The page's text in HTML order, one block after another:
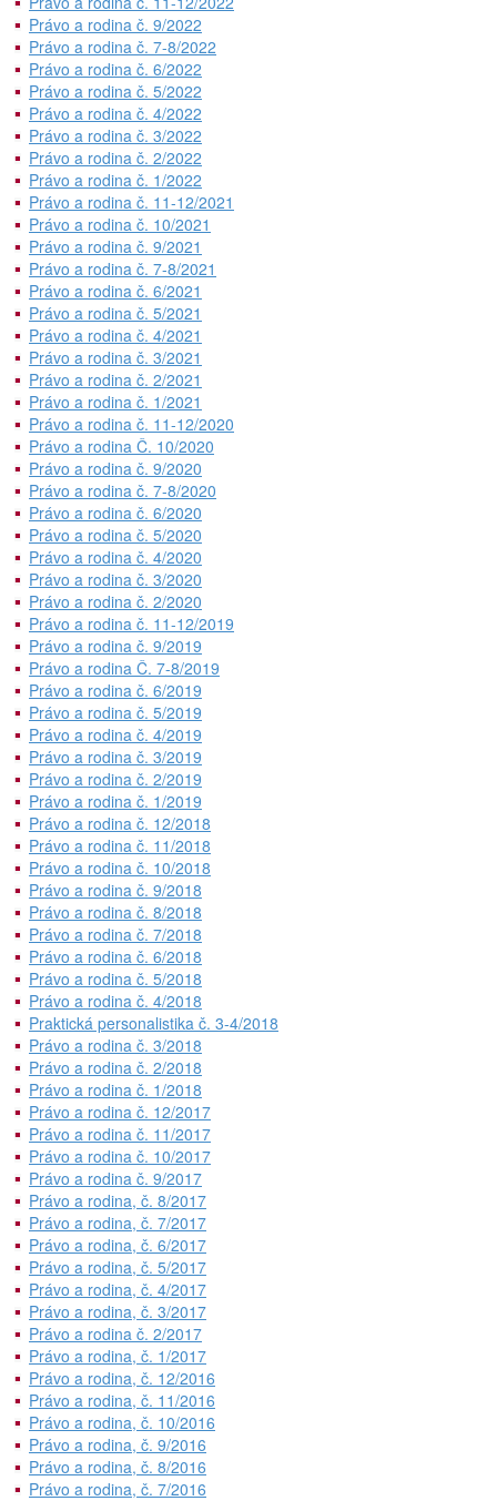
Právo a rodina č. 9/2022
Právo a rodina č. 7-8/2022
Právo a rodina č. 6/2022
Právo a rodina č. 5/2022
Právo a rodina č. 4/2022
Právo a rodina č. 3/2022
Právo a rodina č. 2/2022
Právo a rodina č. 1/2022
Právo a rodina č. 11-12/2021
Právo a rodina č. 10/2021
Právo a rodina č. 9/2021
Právo a rodina č. 7-8/2021
Právo a rodina č. 6/2021
Právo a rodina č. 5/2021
Právo a rodina č. 4/2021
Právo a rodina č. 3/2021
Právo a rodina č. 2/2021
Právo a rodina č. 1/2021
Právo a rodina č. 11-12/2020
Právo a rodina Č. 10/2020
Právo a rodina č. 9/2020
Právo a rodina č. 7-8/2020
Právo a rodina č. 6/2020
Právo a rodina č. 5/2020
Právo a rodina č. 4/2020
Právo a rodina č. 3/2020
Právo a rodina č. 2/2020
Právo a rodina č. 11-12/2019
Právo a rodina č. 9/2019
Právo a rodina Č. 7-8/2019
Právo a rodina č. 6/2019
Právo a rodina č. 5/2019
Právo a rodina č. 4/2019
Právo a rodina č. 3/2019
Právo a rodina č. 2/2019
Právo a rodina č. 1/2019
Právo a rodina č. 12/2018
Právo a rodina č. 11/2018
Právo a rodina č. 10/2018
Právo a rodina č. 9/2018
Právo a rodina č. 8/2018
Právo a rodina č. 7/2018
Právo a rodina č. 6/2018
Právo a rodina č. 5/2018
Právo a rodina č. 4/2018
Praktická personalistika č. 3-4/2018
Právo a rodina č. 3/2018
Právo a rodina č. 2/2018
Právo a rodina č. 1/2018
Právo a rodina č. 12/2017
Právo a rodina č. 11/2017
Právo a rodina č. 10/2017
Právo a rodina č. 9/2017
Právo a rodina, č. 8/2017
Právo a rodina, č. 7/2017
Právo a rodina, č. 6/2017
Právo a rodina, č. 5/2017
Právo a rodina, č. 4/2017
Právo a rodina, č. 3/2017
Právo a rodina č. 2/2017
Právo a rodina, č. 1/2017
Právo a rodina, č. 12/2016
Právo a rodina, č. 11/2016
Právo a rodina, č. 10/2016
Právo a rodina, č. 9/2016
Právo a rodina, č. 8/2016
Právo a rodina, č. 7/2016